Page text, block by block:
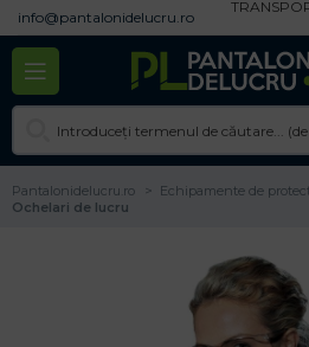
info@pantalonidelucru.ro
Pantalonidelucru.ro Echipamente de
Ochelari de lucru